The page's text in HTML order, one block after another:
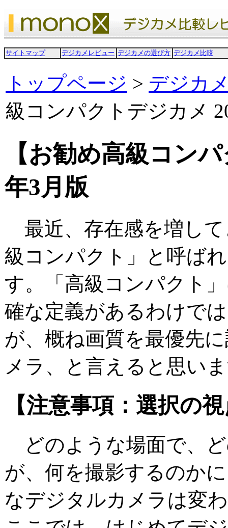
サイトマップ デジカメレビュー デジカメの選び方 デジカメ比較
トップページ > デジカ
級コンパクトデジカメ
【お勧め高級コン
年3月版
最近、存在感を増し
級コンパクト」と呼ば
す。「高級コンパクト
確な定義があるわけで
が、概ね画質を最優先
メラ、と言えると思い
【注意事項：選択の
どのような場面で、
が、何を撮影するのか
なデジタルカメラは変